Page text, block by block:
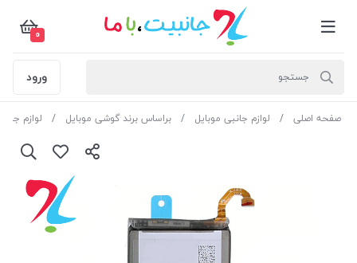
0
ورود
صفحه اصلی لوازم جانبی موبایل براساس برند گوشی موبایل لوازم